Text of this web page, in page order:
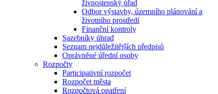
živnostenský úřad
Odbor výstavby, územního plánování a
životního prostředí
Finanční kontroly
Sazebníky úhrad
Seznam nejdůležitějších předpisů
Oprávněné úřední osoby
Rozpočty
Participativní rozpočet
Rozpočet města
Rozpočtová opatření